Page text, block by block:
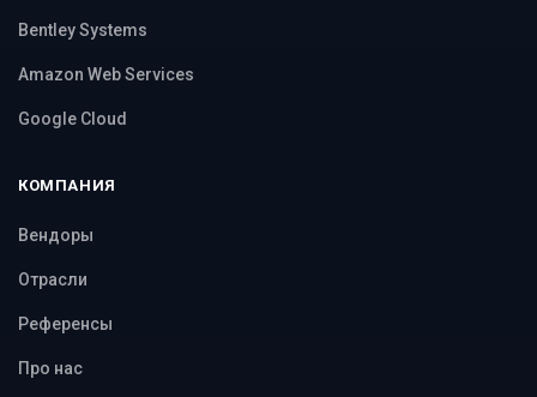
Bentley Systems
Amazon Web Services
Google Cloud
КОМПАНИЯ
Вендоры
Отрасли
Референсы
Про нас